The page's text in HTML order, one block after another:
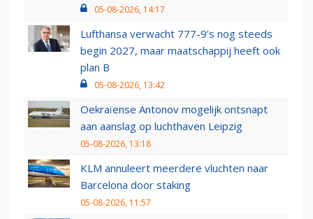
05-08-2026, 14:17
Lufthansa verwacht 777-9’s nog steeds
begin 2027, maar maatschappij heeft ook
plan B
05-08-2026, 13:42
Oekraïense Antonov mogelijk ontsnapt
aan aanslag op luchthaven Leipzig
05-08-2026, 13:18
KLM annuleert meerdere vluchten naar
Barcelona door staking
05-08-2026, 11:57